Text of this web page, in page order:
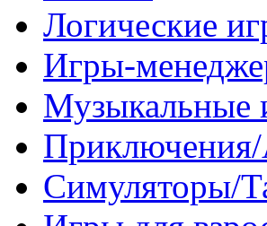
Логические
Игры-
Музыкальные
Симуляторы/